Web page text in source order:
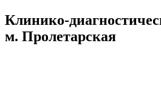
Клинико-
м. Пролетарская